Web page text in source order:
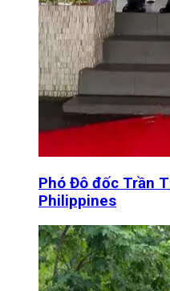
Phó Đô đốc Trần
Philippines